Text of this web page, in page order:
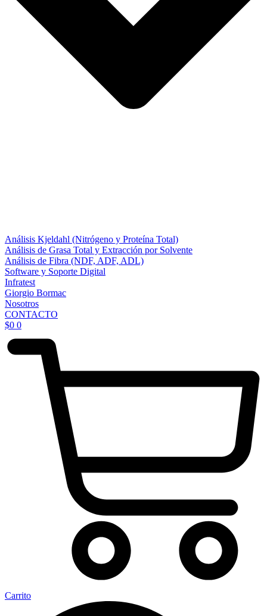
Análisis Kjeldahl (Nitrógeno y Proteína Total)
Análisis de Grasa Total y Extracción por Solvente
Análisis de Fibra (NDF, ADF, ADL)
Software y Soporte Digital
Infratest
Giorgio Bormac
Nosotros
CONTACTO
$0 0
Carrito